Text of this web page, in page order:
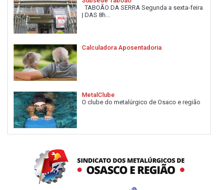
TABOÃO DA SERRA Segunda a sexta-feira
| DAS 8h...
Calculadora Aposentadoria
MetalClube
O clube do metalúrgico de Osaco e região